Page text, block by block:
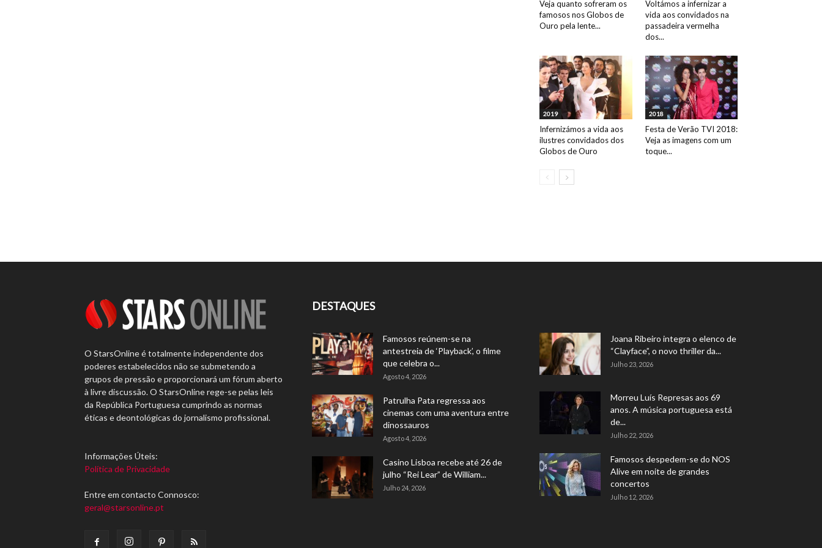
Veja quanto sofreram os
famosos nos Globos de
Ouro pela lente...
Voltámos a infernizar a
vida aos convidados na
passadeira vermelha
dos...
2019
Infernizámos a vida aos
ilustres convidados dos
Globos de Ouro
2018
Festa de Verão TVI 2018:
Veja as imagens com um
toque...
O StarsOnline é totalmente independente dos
poderes estabelecidos não se submetendo a
grupos de pressão e proporcionará um fórum aberto
à livre discussão. O StarsOnline rege-se pelas leis
da República Portuguesa cumprindo as normas
éticas e deontológicas do jornalismo profissional.
Informações Úteis:
Política de Privacidade
Entre em contacto Connosco:
geral@starsonline.pt
DESTAQUES
Famosos reúnem-se na
antestreia de ‘Playback’, o filme
que celebra o...
Agosto 4, 2026
Patrulha Pata regressa aos
cinemas com uma aventura entre
dinossauros
Agosto 4, 2026
Casino Lisboa recebe até 26 de
julho “Rei Lear” de William...
Julho 24, 2026
Joana Ribeiro integra o elenco de
“Clayface”, o novo thriller da...
Julho 23, 2026
Morreu Luís Represas aos 69
anos. A música portuguesa está
de...
Julho 22, 2026
Famosos despedem-se do NOS
Alive em noite de grandes
concertos
Julho 12, 2026